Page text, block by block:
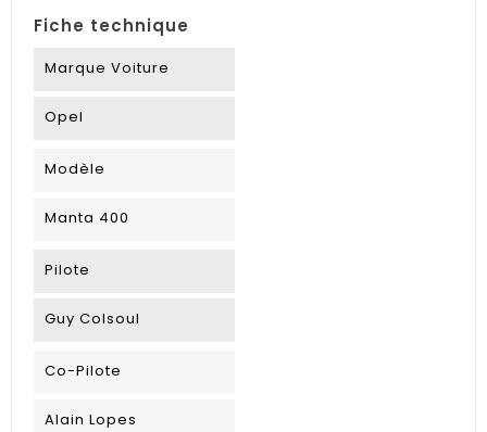
Fiche technique
Marque Voiture
Opel
Modèle
Manta 400
Pilote
Guy Colsoul
Co-Pilote
Alain Lopes